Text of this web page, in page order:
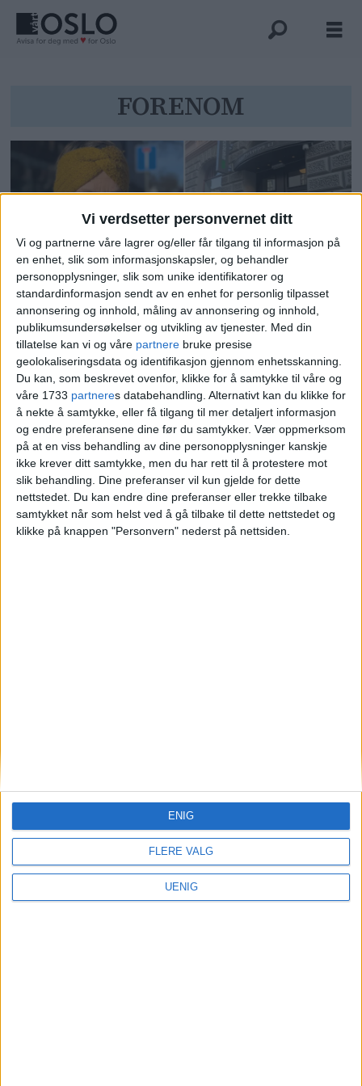
Vi verdsetter personvernet ditt
Vi og partnerne våre lagrer og/eller får tilgang til informasjon på
en enhet, slik som informasjonskapsler, og behandler
personopplysninger, slik som unike identifikatorer og
standardinformasjon sendt av en enhet for personlig tilpasset
annonsering og innhold, måling av annonsering og innhold,
publikumsundersøkelser og utvikling av tjenester. Med din
tillatelse kan vi og våre partnere bruke presise
geolokaliseringsdata og identifikasjon gjennom enhetsskanning.
Du kan, som beskrevet ovenfor, klikke for å samtykke til våre og
våre 1733 partneres databehandling. Alternativt kan du klikke for
å nekte å samtykke, eller få tilgang til mer detaljert informasjon
og endre preferansene dine før du samtykker. Vær oppmerksom
på at en viss behandling av dine personopplysninger kanskje
ikke krever ditt samtykke, men du har rett til å protestere mot
slik behandling. Dine preferanser vil kun gjelde for dette
nettstedet. Du kan endre dine preferanser eller trekke tilbake
samtykket når som helst ved å gå tilbake til dette nettstedet og
klikke på knappen "Personvern" nederst på nettsiden.
FLERE VALG
UENIG
ENIG
forenom
FORENOM
Flere og flere leilighetshoteller
dukker opp på Ruseløkka og
Skillebekk. Ikke alle har søkt om
lov: – Blir voldsomt
redaktor@vartoslo.no,tlf: 93 25 68 32
TIPS OSS
tips@vartoslo.no
ABONNEMENT